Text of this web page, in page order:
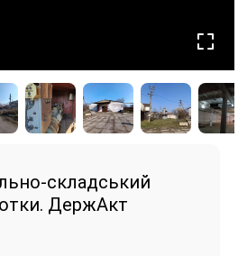
складський
ДержАкт